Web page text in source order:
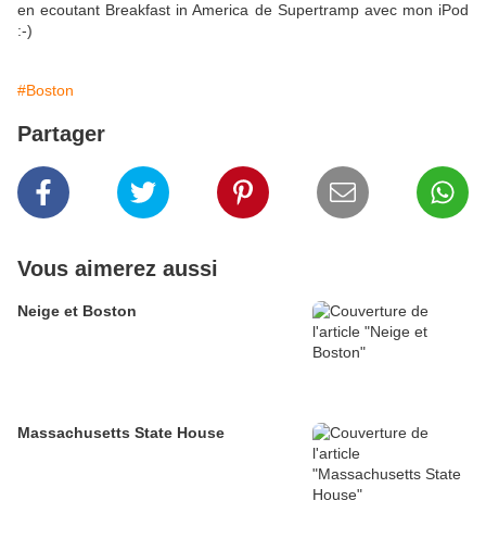
en ecoutant Breakfast in America de Supertramp avec mon iPod
:-)
#Boston
Partager
Vous aimerez aussi
Neige et Boston
Massachusetts State House